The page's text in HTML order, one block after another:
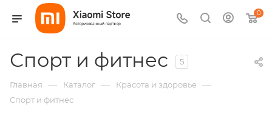
0
Спорт и фитнес 5
Главная — Каталог — Красота и здоровье —
Спорт и фитнес